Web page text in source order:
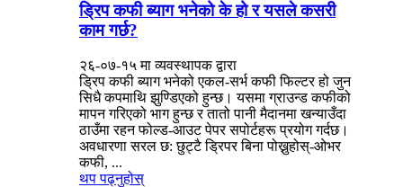
ड्रिप कफी ब्याग भनेको के हो र यसले कसरी
काम गर्छ?
२६-०७-१५ मा व्यवस्थापक द्वारा
ड्रिप कफी ब्याग भनेको एकल-सर्भ कफी फिल्टर हो जुन
सिधै कपमाथि झुण्डिएको हुन्छ। यसमा ग्राउन्ड कफीको
मापन गरिएको भाग हुन्छ र तातो पानी मैदानमा खन्याउँदा
ठाउँमा रहन फोल्ड-आउट पेपर सपोर्टहरू प्रयोग गर्दछ।
अवधारणा सरल छ: छुट्टै ड्रिपर बिना पोख्नुहोस्-ओभर
कफी, ...
थप पढ्नुहोस्